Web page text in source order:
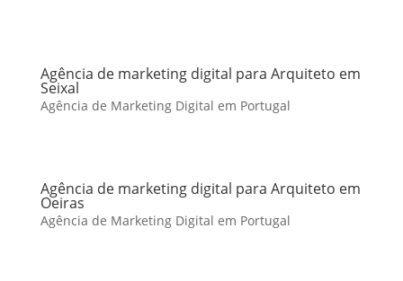
Agência de marketing digital para Arquiteto em
Seixal
Agência de Marketing Digital em Portugal
Agência de marketing digital para Arquiteto em
Oeiras
Agência de Marketing Digital em Portugal